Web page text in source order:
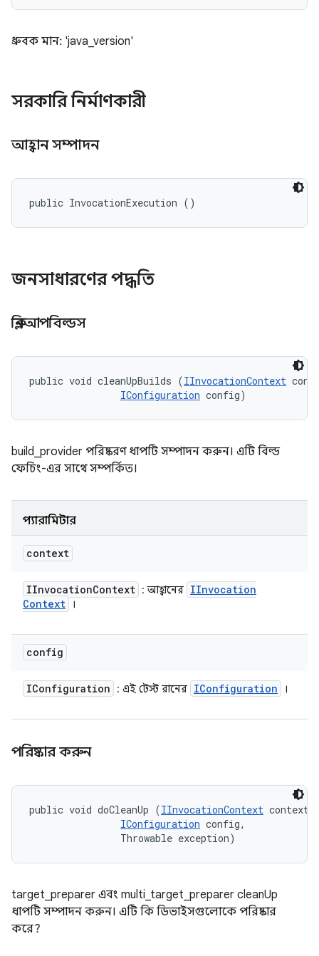
ধ্রুবক মান: 'java_version'
সরকারি নির্মাণকারী
আহ্বান সম্পাদন
public InvocationExecution ()
জনসাধারণের পদ্ধতি
ক্লিনআপবিল্ডস
public void cleanUpBuilds (IInvocationContext
IConfiguration config)
build_provider পরিষ্করণ ধাপটি সম্পাদন করুন। এটি বিল্ড
ফেচিং-এর সাথে সম্পর্কিত।
প্যারামিটার
context
IInvocationContext : আহ্বানের IInvocation
Context
।
config
IConfiguration : এই টেস্ট রানের IConfiguration ।
পরিষ্কার করুন
public void doCleanUp (IInvocationContext
IConfiguration config,
                Throwable exception)
target_preparer এবং multi_target_preparer cleanUp
ধাপটি সম্পাদন করুন। এটি কি ডিভাইসগুলোকে পরিষ্কার
করে?